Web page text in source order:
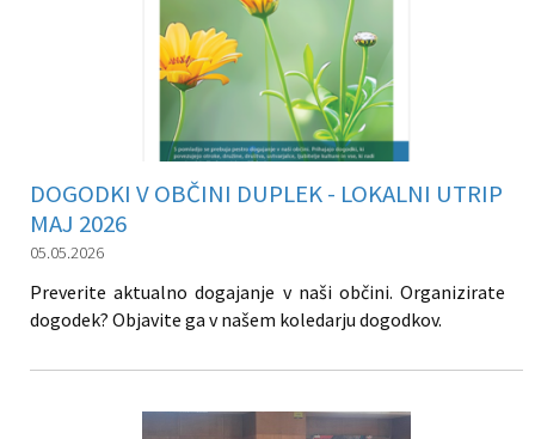
DOGODKI V OBČINI DUPLEK - LOKALNI UTRIP
MAJ 2026
05.05.2026
Preverite aktualno dogajanje v naši občini. Organizirate
dogodek? Objavite ga v našem koledarju dogodkov.